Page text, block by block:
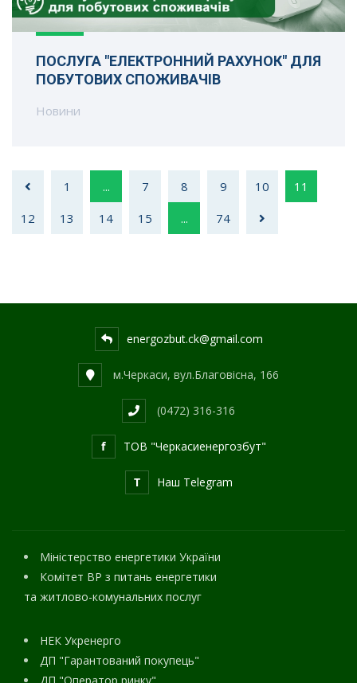
ПОСЛУГА "ЕЛЕКТРОННИЙ РАХУНОК" ДЛЯ
ПОБУТОВИХ СПОЖИВАЧІВ
Новини
1 ... 7 8 9 10
11
12
13 14 15 ... 74
energozbut.ck@gmail.com
м.Черкаси, вул.Благовісна, 166
(0472) 316-316
f ТОВ "Черкасиенергозбут"
T Наш Telegram
Міністерство енергетики України
Комітет ВР з питань енергетики
та житлово-комунальних послуг
НЕК Укренерго
ДП "Гарантований покупець"